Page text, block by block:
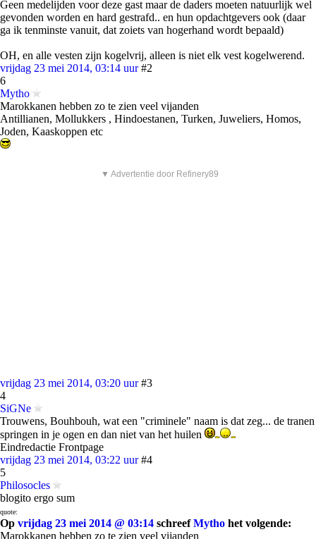
Geen medelijden voor deze gast maar de daders moeten natuurlijk wel
gevonden worden en hard gestrafd.. en hun opdachtgevers ook (daar
ga ik tenminste vanuit, dat zoiets van hogerhand wordt bepaald)
OH, en alle vesten zijn kogelvrij, alleen is niet elk vest kogelwerend.
vrijdag 23 mei 2014, 03:14 uur #2
6
Mytho
Marokkanen hebben zo te zien veel vijanden
Antillianen, Mollukkers , Hindoestanen, Turken, Juweliers, Homos,
Joden, Kaaskoppen etc
▼ Advertentie door Refinery89
vrijdag 23 mei 2014, 03:20 uur #3
4
SiGNe
Trouwens, Bouhbouh, wat een "criminele" naam is dat zeg... de tranen
springen in je ogen en dan niet van het huilen
Eindredactie Frontpage
vrijdag 23 mei 2014, 03:22 uur #4
5
Philosocles
blogito ergo sum
quote:
Op vrijdag 23 mei 2014 @ 03:14 schreefMytho het volgende:
Marokkanen hebben zo te zien veel vijanden